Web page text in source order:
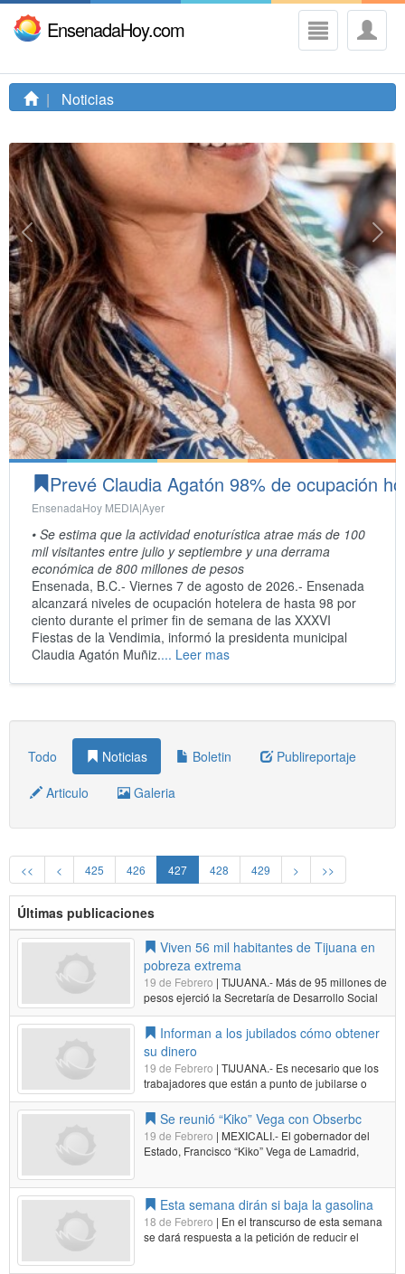
EnsenadaHoy.com
Noticias
Empresarial y Academia el nodo estudiantil
Prevé Claudia Agatón 98% de ocupación
EnsenadaHoy MEDIA|Ayer
• Se estima que la actividad enoturística atrae más de 100
mil visitantes entre julio y septiembre y una derrama
económica de 800 millones de pesos
Ensenada, B.C.- Viernes 7 de agosto de 2026.- Ensenada
alcanzará niveles de ocupación hotelera de hasta 98 por
ciento durante el primer fin de semana de las XXXVI
Fiestas de la Vendimia, informó la presidenta municipal
Claudia Agatón Muñiz.... Leer mas
Todo Noticias Boletin
Publireportaje
Articulo
Galeria
<< < 425 426 427 428 429 > >>
Últimas publicaciones
Viven 56 mil habitantes de Tijuana en
pobreza extrema
19 de Febrero | TIJUANA.- Más de 95 millones de
pesos ejerció la Secretaría de Desarrollo Social
(Sedesol) federal el año pasado en Tijuana, lo
que se distribuyó en 204 proyectos, que al final
beneficiaron a 83 mil 215 habitantes, informó el
delegado Marco…
Informan a los jubilados cómo obtener
su dinero
19 de Febrero | TIJUANA.- Es necesario que los
trabajadores que están a punto de jubilarse o
aún aquellos que ya recibieron su condición de
pensionados -otorgada por el Instituto Mexicano
del Seguro Social (IMSS)- sepan cómo acceder a
los ahorros que han…Leer más...
Se reunió “Kiko” Vega con Obserbc
19 de Febrero | MEXICALI.- El gobernador del
Estado, Francisco “Kiko” Vega de Lamadrid,
Observatorio Ciudadano (OBSERBC), que
preside Eduardo Martínez Palomera, para…Leer
más...
Esta semana dirán si baja la gasolina
18 de Febrero | En el transcurso de esta semana
se dará respuesta a la petición de reducir el